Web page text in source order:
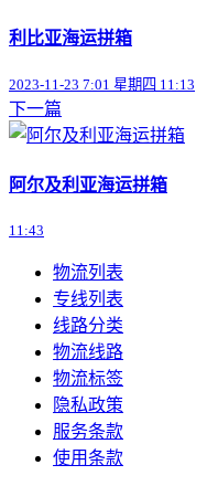
利比亚海运拼箱
2023-11-23 7:01 星期四 11:13
下一篇
阿尔及利亚海运拼箱
11:43
物流列表
专线列表
线路分类
物流线路
物流标签
隐私政策
服务条款
使用条款